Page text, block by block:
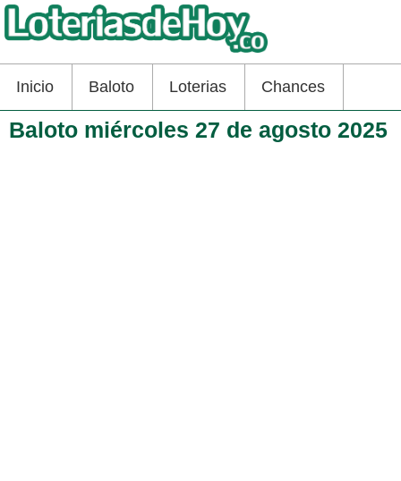
Inicio Baloto Loterias Chances
Baloto miércoles 27 de agosto 2025